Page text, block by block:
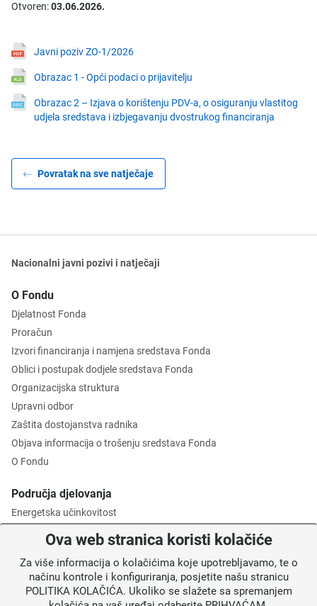
Otvoren:03.06.2026.
Javni poziv ZO-1/2026
Obrazac 1 - Opći podaci o prijavitelju
Obrazac 2 – Izjava o korištenju PDV-a, o osiguranju vlastitog
udjela sredstava i izbjegavanju dvostrukog financiranja
Povratak na sve natječaje
Nacionalni javni pozivi i natječaji
O Fondu
Djelatnost Fonda
Proračun
Izvori financiranja i namjena sredstava Fonda
Oblici i postupak dodjele sredstava Fonda
Organizacijska struktura
Upravni odbor
Zaštita dostojanstva radnika
Objava informacija o trošenju sredstava Fonda
O Fondu
Područja djelovanja
Energetska učinkovitost
Posredničko tijelo razine 2
Informacije za korisnike
Ova web stranica koristi kolačiće
Za više informacija o kolačićima koje upotrebljavamo, te o
načinu kontrole i konfiguriranja, posjetite našu stranicu
POLITIKA KOLAČIĆA. Ukoliko se slažete sa spremanjem